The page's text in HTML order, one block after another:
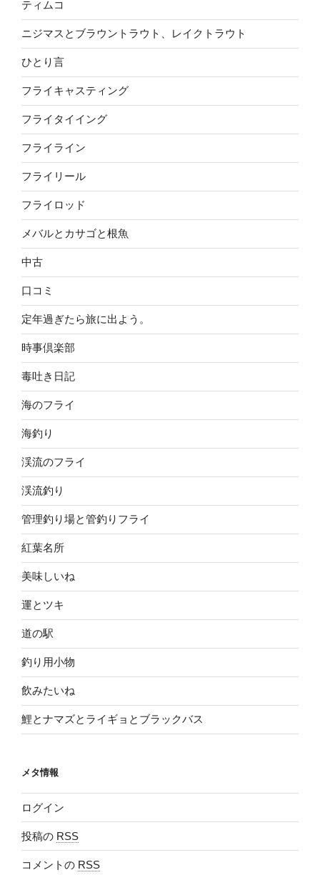
ティムコ
ニジマスとブラウントラウト、レイクトラウト
ひとり言
フライキャスティング
フライタイイング
フライライン
フライリール
フライロッド
メバルとカサゴと根魚
中古
口コミ
定年過ぎたら旅に出よう。
時事倶楽部
毒吐き日記
海のフライ
海釣り
渓流のフライ
渓流釣り
管理釣り場と管釣りフライ
紅葉名所
美味しいね
運とツキ
道の駅
釣り用小物
飲みたいね
鯉とナマズとライギョとブラックバス
メタ情報
ログイン
投稿の RSS
コメントの RSS